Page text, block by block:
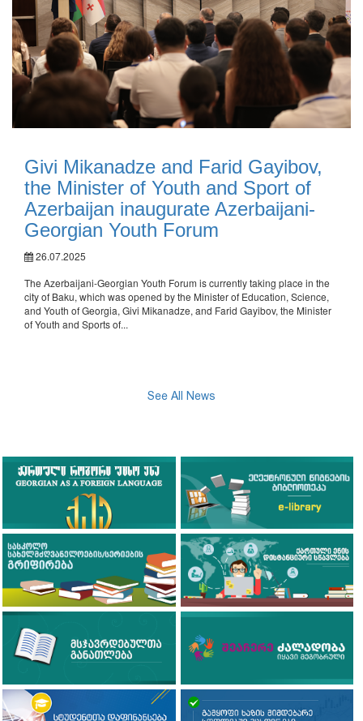
Givi Mikanadze and Farid Gayibov,
the Minister of Youth and Sport of
Azerbaijan inaugurate Azerbaijani-
Georgian Youth Forum
26.07.2025
The Azerbaijani-Georgian Youth Forum is currently taking place in the
city of Baku, which was opened by the Minister of Education, Science,
and Youth of Georgia, Givi Mikanadze, and Farid Gayibov, the Minister
of Youth and Sports of...
See All News